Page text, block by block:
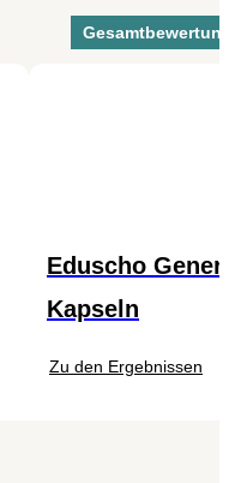
Gesamtbewertung:
Eduscho
Kapseln
Zu den Ergebnissen